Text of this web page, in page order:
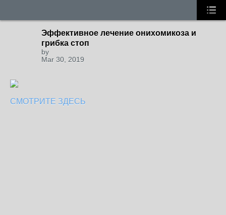
Эффективное лечение онихомикоза и
грибка стоп
by
Mar 30, 2019
СМОТРИТЕ ЗДЕСЬ